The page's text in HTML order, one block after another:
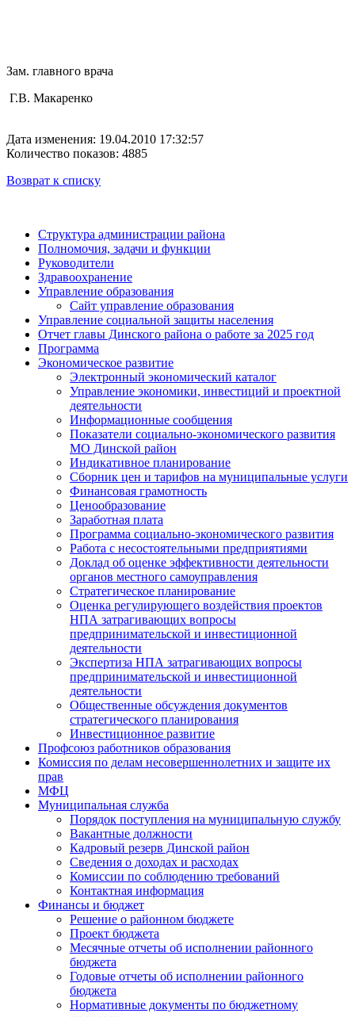
Зам. главного врача
Г.В. Макаренко
Дата изменения: 19.04.2010 17:32:57
Количество показов: 4885
Возврат к списку
Структура администрации района
Полномочия, задачи и функции
Руководители
Здравоохранение
Управление образования
Сайт управление образования
Управление социальной защиты населения
Отчет главы Динского района о работе за 2025 год
Программа
Экономическое развитие
Электронный экономический каталог
Управление экономики, инвестиций и проектной
деятельности
Информационные сообщения
Показатели социально-экономического развития
МО Динской район
Индикативное планирование
Сборник цен и тарифов на муниципальные услуги
Финансовая грамотность
Ценообразование
Заработная плата
Программа социально-экономического развития
Работа с несостоятельными предприятиями
Доклад об оценке эффективности деятельности
органов местного самоуправления
Стратегическое планирование
Оценка регулирующего воздействия проектов
НПА затрагивающих вопросы
предпринимательской и инвестиционной
деятельности
Экспертиза НПА затрагивающих вопросы
предпринимательской и инвестиционной
деятельности
Общественные обсуждения документов
стратегического планирования
Инвестиционное развитие
Профсоюз работников образования
Комиссия по делам несовершеннолетних и защите их
прав
МФЦ
Муниципальная служба
Порядок поступления на муниципальную службу
Вакантные должности
Кадровый резерв Динской район
Сведения о доходах и расходах
Комиссии по соблюдению требований
Контактная информация
Финансы и бюджет
Решение о районном бюджете
Проект бюджета
Месячные отчеты об исполнении районного
бюджета
Годовые отчеты об исполнении районного
бюджета
Нормативные документы по бюджетному